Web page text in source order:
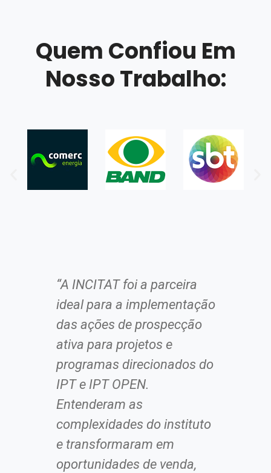
Quem Confiou Em
Nosso Trabalho:
“A INCITAT foi a parceira
ideal para a implementação
das ações de prospecção
ativa para projetos e
programas direcionados do
IPT e IPT OPEN.
Entenderam as
complexidades do instituto
e transformaram em
oportunidades de venda,